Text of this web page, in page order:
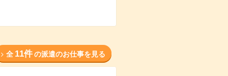
全 11件 の派遣のお仕事を見る